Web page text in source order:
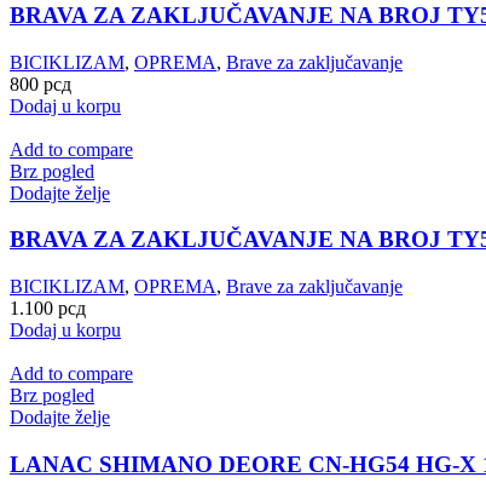
BRAVA ZA ZAKLJUČAVANJE NA BROJ
BICIKLIZAM, OPREMA, Brave za zaključavanje
800 рсд
Dodaj u korpu
Add to compare
Brz pogled
Dodajte želje
BRAVA ZA ZAKLJUČAVANJE NA BROJ
BICIKLIZAM, OPREMA, Brave za zaključavanje
1.100 рсд
Dodaj u korpu
Add to compare
Brz pogled
Dodajte želje
LANAC SHIMANO DEORE CN-HG54 HG-